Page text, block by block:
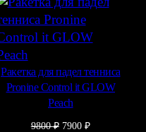
9800 ₽.
Ракетка для падел тенниса
Pronine Control it GLOW
Peach
9800₽ Первоначальная
7900 ₽Текущая